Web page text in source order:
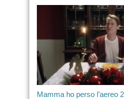
Mamma ho perso l’aereo